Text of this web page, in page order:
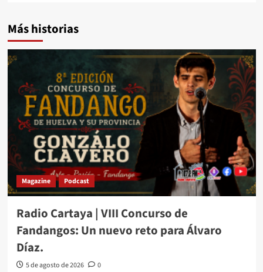
Más historias
Magazine Podcast
Radio Cartaya | VIII Concurso de
Fandangos: Un nuevo reto para Álvaro
Díaz.
5 de agosto de 2026 0